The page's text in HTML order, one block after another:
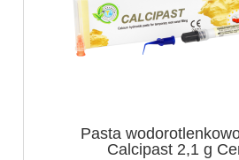
Pasta
Calcipast 2,1 g